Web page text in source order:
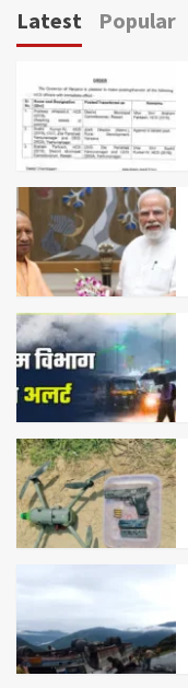
Latest Popular